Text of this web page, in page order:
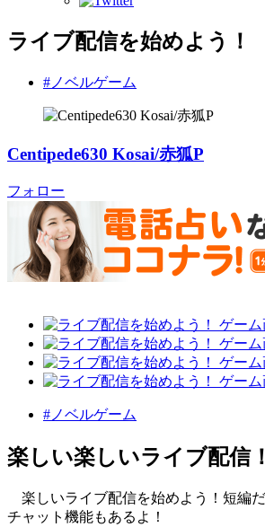
ライブ配信を始めよう！
#ノベルゲーム
Centipede630 Kosai/赤狐P
フォロー
#ノベルゲーム
楽しい楽しいライブ配信！
楽しいライブ配信を始めよう！短編だ
チャット機能もあるよ！